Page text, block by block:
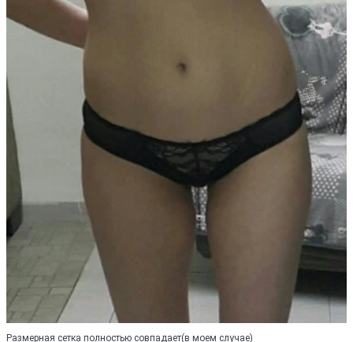
Размерная сетка полностью совпадает(в моем случае)